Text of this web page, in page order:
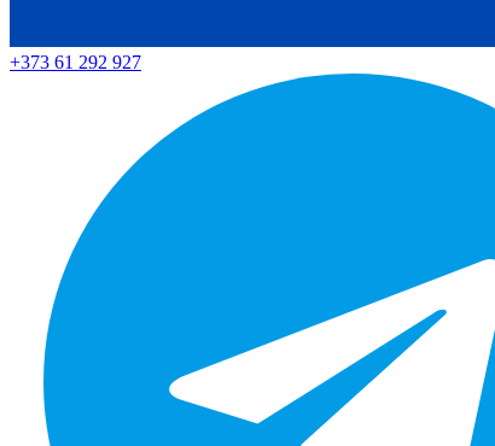
+373 61 292 927